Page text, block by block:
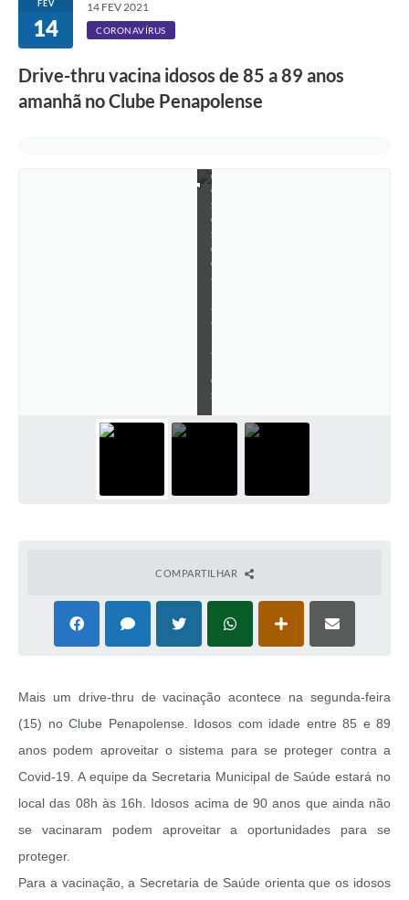
FEV
14
14 FEV 2021
CORONAVÍRUS
Drive-thru vacina idosos de 85 a 89 anos
amanhã no Clube Penapolense
t
e
m
d
o
s
o
s
d
e
8
a
8
a
o
s
COMPARTILHAR
Mais um drive-thru de vacinação acontece na segunda-feira
(15) no Clube Penapolense. Idosos com idade entre 85 e 89
anos podem aproveitar o sistema para se proteger contra a
Covid-19. A equipe da Secretaria Municipal de Saúde estará no
local das 08h às 16h. Idosos acima de 90 anos que ainda não
se vacinaram podem aproveitar a oportunidades para se
proteger.
Para a vacinação, a Secretaria de Saúde orienta que os idosos